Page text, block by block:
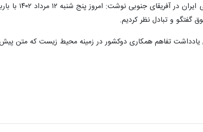
، مهدی
گفتگو و تبادل نظر کردیم.
تفاهم همکاری دوکشور در زمینه محیط زیست که متن پیش